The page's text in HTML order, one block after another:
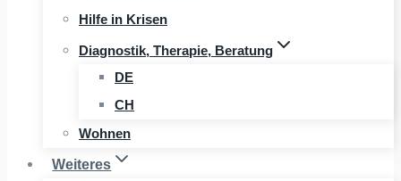
Hilfe in Krisen
Diagnostik, Therapie, Beratung
DE
CH
Wohnen
Weiteres